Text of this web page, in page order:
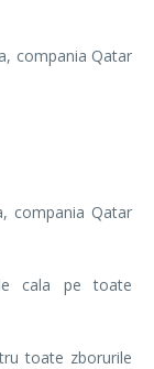
compania Qatar
compania Qatar
cala pe toate
toate zborurile